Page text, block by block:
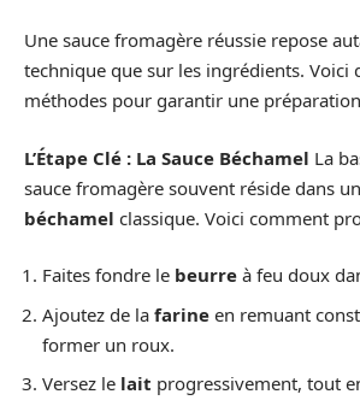
Une sauce fromagère réussie repose
technique que sur les ingrédients. Voici
méthodes pour garantir une
L’Étape Clé : La Sauce Béchamel La
sauce fromagère souvent réside dans
béchamel classique. Voici comment
Faites fondre le beurre à feu doux
Ajoutez de la farine en remuant
former un roux.
Versez le lait progressivement, tout